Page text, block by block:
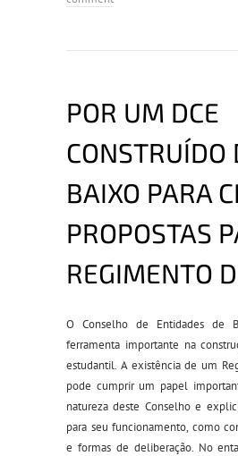
POR UM DCE
CONSTRUÍDO
BAIXO PARA
PROPOSTAS
REGIMENTO
O Conselho de Entidades de
ferramenta importante na
estudantil. A existência de um
pode cumprir um papel
natureza deste Conselho e
para seu funcionamento, como
e formas de deliberação. No